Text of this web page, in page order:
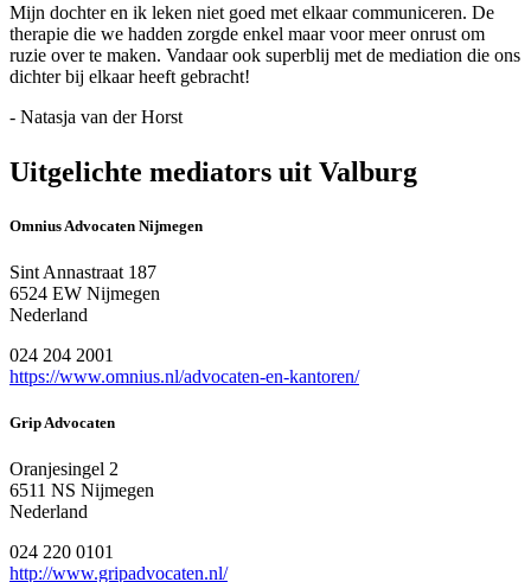
Mijn dochter en ik leken niet goed met elkaar communiceren. De
therapie die we hadden zorgde enkel maar voor meer onrust om
ruzie over te maken. Vandaar ook superblij met de mediation die ons
dichter bij elkaar heeft gebracht!
- Natasja van der Horst
Uitgelichte mediators uit Valburg
Omnius Advocaten Nijmegen
Sint Annastraat 187
6524 EW Nijmegen
Nederland
024 204 2001
https://www.omnius.nl/advocaten-en-kantoren/
Grip Advocaten
Oranjesingel 2
6511 NS Nijmegen
Nederland
024 220 0101
http://www.gripadvocaten.nl/